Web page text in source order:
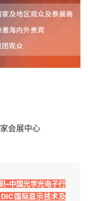
会展中心
–中国光学光电子行
国际显示技术及